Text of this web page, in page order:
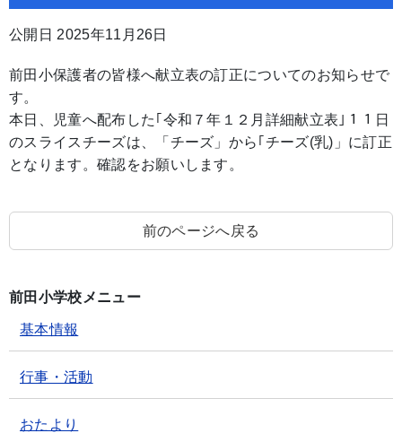
公開日 2025年11月26日
前田小保護者の皆様へ献立表の訂正についてのお知らせで
す。
本日、児童へ配布した｢令和７年１２月詳細献立表｣１１日
のスライスチーズは、「チーズ」から｢チーズ(乳)」に訂正
となります。確認をお願いします。
前のページへ戻る
前田小学校メニュー
基本情報
行事・活動
おたより